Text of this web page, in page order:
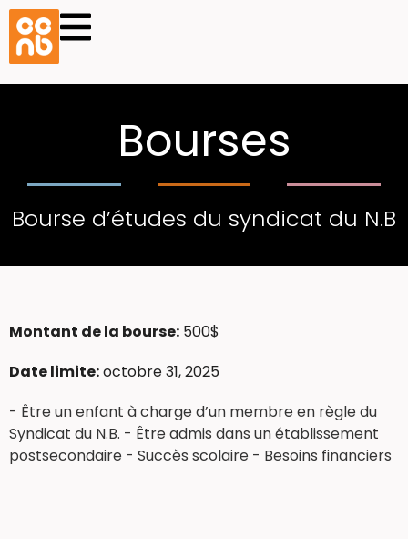
Bourses
Bourse d’études du syndicat du N.B
Montant de la bourse: 500$
Date limite:octobre 31, 2025
- Être un enfant à charge d’un membre en règle du
Syndicat du N.B. - Être admis dans un établissement
postsecondaire - Succès scolaire - Besoins financiers